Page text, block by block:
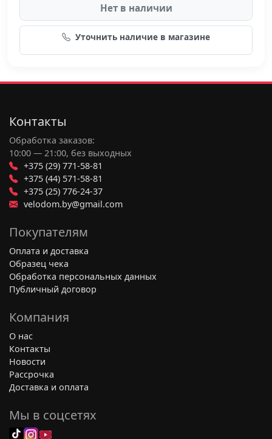
Нет в наличии
Уточнить наличие в магазине
Контакты
Обработка заказов:
10:00 — 21:00, без выходных
+375 (29) 771-58-81
+375 (44) 571-58-81
+375 (25) 776-24-37
velodom.by@gmail.com
Покупателям
Оплата и доставка
Образец чека
Обработка персональных данных
Публичный договор
Компания
О нас
Контакты
Новости
Рассрочка
Доставка и оплата
Мы в соцсетях